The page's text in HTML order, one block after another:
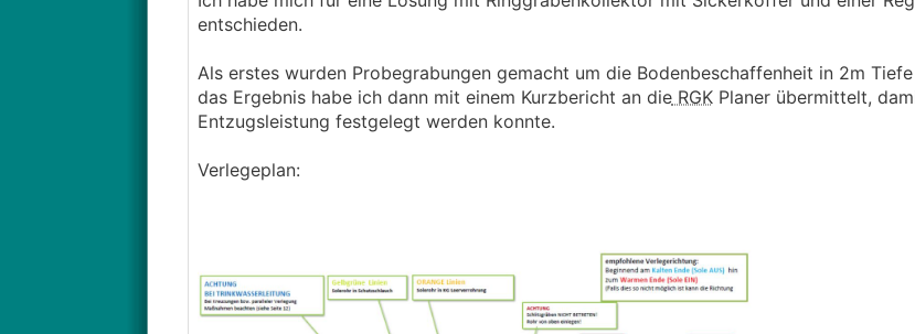
entschieden.
Als erstes wurden Probegrabungen gemacht um die Bodenbeschaffenheit in 2m
das Ergebnis habe ich dann mit einem Kurzbericht an dieRGKPlaner übermittelt,
Entzugsleistung festgelegt werden konnte.
Verlegeplan: